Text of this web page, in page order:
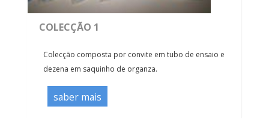
COLECÇÃO 1
Colecção composta por convite em tubo de ensaio e
dezena em saquinho de organza.
saber mais